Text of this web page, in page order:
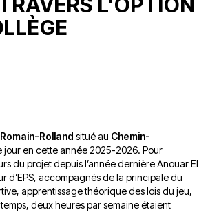
2
-
20.07.2026
direct
-
mère
!
»
-
16.07.2026
Jean
2026
Romain-Rolland situé au Chemin-
jour en cette année 2025-2026. Pour
du projet depuis l’année dernière Anouar El
d’EPS, accompagnés de la principale du
apprentissage théorique des lois du jeu,
deux heures par semaine étaient